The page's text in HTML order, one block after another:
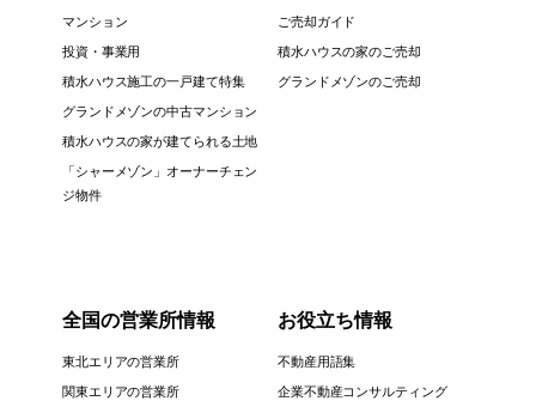
マンション
投資・事業用
積水ハウス施工の一戸建て特集
グランドメゾンの中古マンション
積水ハウスの家が建てられる土地
「シャーメゾン」オーナーチェン
ジ物件
ご売却ガイド
積水ハウスの家のご売却
グランドメゾンのご売却
全国の営業所情報
東北エリアの営業所
関東エリアの営業所
お役立ち情報
不動産用語集
企業不動産コンサルティング